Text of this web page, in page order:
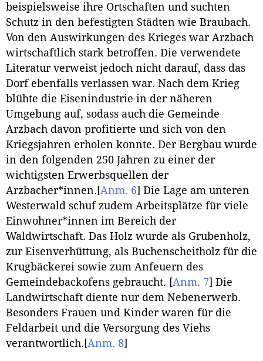
beispielsweise ihre Ortschaften und suchten
Schutz in den befestigten Städten wie Braubach.
Von den Auswirkungen des Krieges war Arzbach
wirtschaftlich stark betroffen. Die verwendete
Literatur verweist jedoch nicht darauf, dass das
Dorf ebenfalls verlassen war. Nach dem Krieg
blühte die Eisenindustrie in der näheren
Umgebung auf, sodass auch die Gemeinde
Arzbach davon profitierte und sich von den
Kriegsjahren erholen konnte. Der Bergbau wurde
in den folgenden 250 Jahren zu einer der
wichtigsten Erwerbsquellen der
Arzbacher*innen. [Anm. 6] Die Lage am unteren
Westerwald schuf zudem Arbeitsplätze für viele
Einwohner*innen im Bereich der
Waldwirtschaft. Das Holz wurde als Grubenholz,
zur Eisenverhüttung, als Buchenscheitholz für die
Krugbäckerei sowie zum Anfeuern des
Gemeindebackofens gebraucht. [Anm. 7] Die
Landwirtschaft diente nur dem Nebenerwerb.
Besonders Frauen und Kinder waren für die
Feldarbeit und die Versorgung des Viehs
verantwortlich. [Anm. 8]